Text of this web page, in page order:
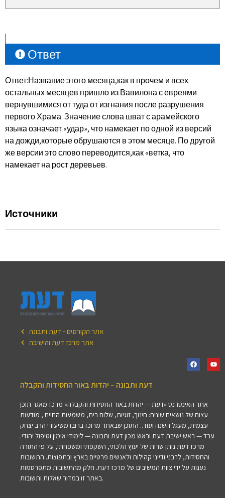
Ответ
Ответ:Название этого месяца,как в прочем и всех
остальных месяцев пришло из Вавилона с евреями
вернувшимися от туда от изгнания после разрушения
первого Храма. Значение слова шват с арамейского
языка означает «удар», что намекает по одной из версий
на дожди,которые обрушаются в этом месяце. По другой
же версии это слово переводится,как «ветка, что
намекает на рост деревьев.
Источники
אתר הקורסים - דעת ותבונה
אתר מרכז דעת והישיבה
דעת ותבונה – יהדות באור החסידות והקבלה
אתר האינטרנט «דעת — יהדות באור החסידות והקבלה» מרכז מאגר תוכן
עצום של נושאים שונים: חינוך, זוגיות, שלום בית, משמעות החיים , מודעות
עצמית, מעגל השנה ועוד.. התוכן שבאתר מרוכז ברובו משיעורי הרב יצחק
ערד — ראש ישיבת דעת וראש מכון דעת ותבונה — לימודי אימון וטיפול יהודי.
מרכז דעת נותן שרות של יעוץ הלכתי, השקפתי ומשפחתי, על פי התורה
והחסידות, לרבני ודייני קהילות ולאנשים פרטיים בארץ ובתפוצות. התשובות
נענות על ידי צוות המשיבים של מרכז דעת. חלק מהתשובות מתפרסמות
באתר זו במדור שאלות ותשובות.